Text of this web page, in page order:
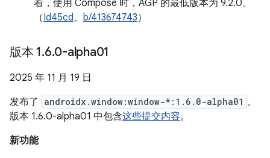
着，使用 Compose 时，AGP 的最低版本为 9.2.0。
（Id45cd、 b/413674743）
版本 1.6.0-alpha01
2025 年 11 月 19 日
发布了
androidx.window:window-*:1.6.0-alpha01 。
版本 1.6.0-alpha01 中包含这些提交内容。
新功能